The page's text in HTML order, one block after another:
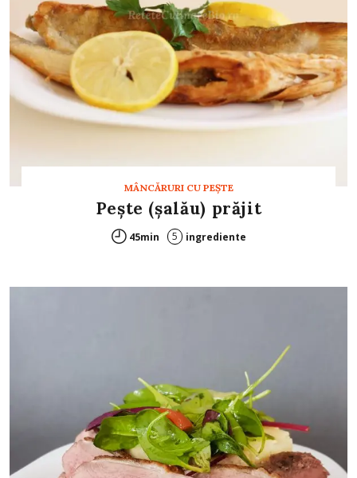
MÂNCĂRURI CU PEŞTE
Peşte (șalău) prăjit
45min 5 ingrediente